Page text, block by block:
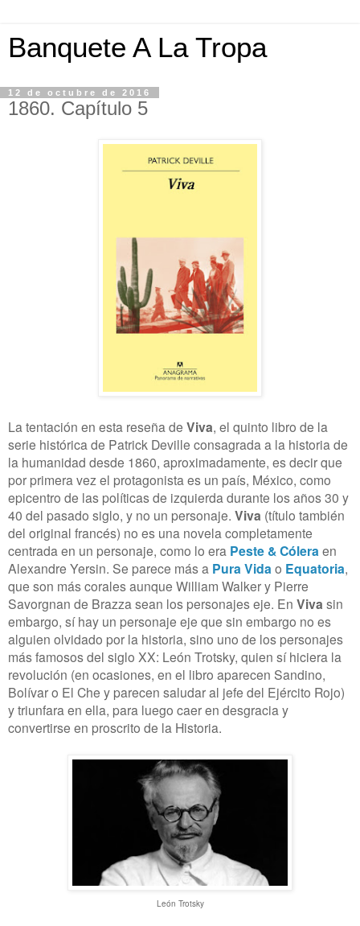
Banquete A La Tropa
12 de octubre de 2016
1860. Capítulo 5
La tentación en esta reseña de Viva, el quinto libro de la
serie histórica de Patrick Deville consagrada a la historia de
la humanidad desde 1860, aproximadamente, es decir que
por primera vez el protagonista es un país, México, como
epicentro de las políticas de izquierda durante los años 30 y
40 del pasado siglo, y no un personaje. Viva (título también
del original francés) no es una novela completamente
centrada en un personaje, como lo era Peste & Cóleraen
Alexandre Yersin. Se parece más a Pura Vidao Equatoria,
que son más corales aunque William Walker y Pierre
Savorgnan de Brazza sean los personajes eje. En Viva sin
embargo, sí hay un personaje eje que sin embargo no es
alguien olvidado por la historia, sino uno de los personajes
más famosos del siglo XX: León Trotsky, quien sí hiciera la
revolución (en ocasiones, en el libro aparecen Sandino,
Bolívar o El Che y parecen saludar al jefe del Ejército Rojo)
y triunfara en ella, para luego caer en desgracia y
convertirse en proscrito de la Historia.
León Trotsky